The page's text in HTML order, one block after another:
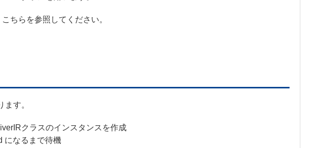
ちらを参照してください。
す。
クラスのインスタンスを作成
になるまで待機